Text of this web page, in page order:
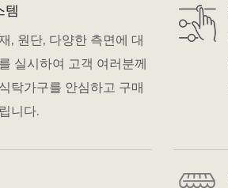
템
, 원단, 다양한 측면에 대
실시하여 고객 여러분께
탁가구를 안심하고 구매
니다.